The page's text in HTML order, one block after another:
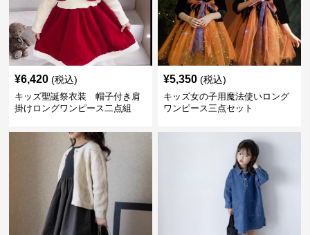
¥6,420 (税込)
キッズ聖誕祭衣装 帽子付き肩
掛けロングワンピース二点組
¥5,350 (税込)
キッズ女の子用魔法使いロング
ワンピース三点セット